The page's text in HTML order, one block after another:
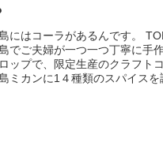
にはコーラがあるんです。
でご夫婦が一つ一つ丁寧に手
ップで、限定生産のクラフト
ミカンに1４種類のスパイスを